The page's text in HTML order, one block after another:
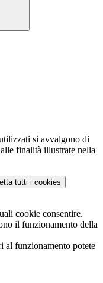
si avvalgono di
finalità illustrate nella
tutti i cookies
cookie consentire.
il funzionamento della
al funzionamento potete